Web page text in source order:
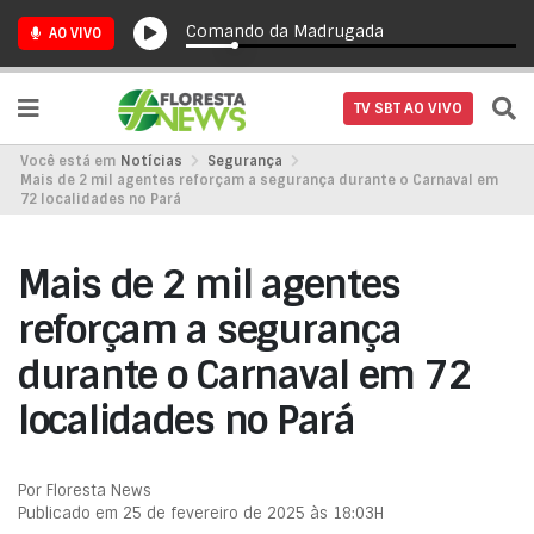
AO VIVO Comando da Madrugada
TV SBT AO VIVO
Você está em Notícias
Segurança
Mais de 2 mil agentes reforçam a segurança durante o Carnaval em
72 localidades no Pará
Mais de 2 mil agentes
reforçam a segurança
durante o Carnaval em 72
localidades no Pará
Por Floresta News
Publicado em 25 de fevereiro de 2025 às 18:03H